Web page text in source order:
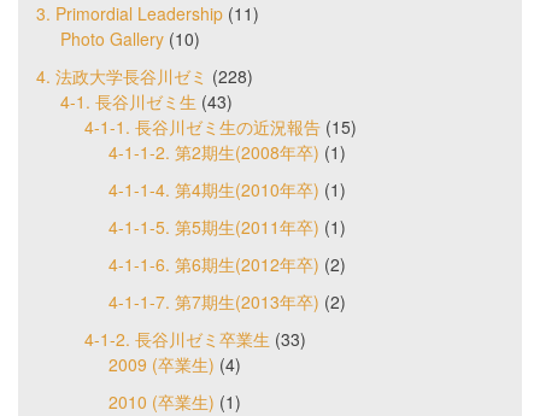
3. Primordial Leadership (11)
Photo Gallery (10)
4. 法政大学長谷川ゼミ (228)
4-1. 長谷川ゼミ生 (43)
4-1-1. 長谷川ゼミ生の近況報告 (15)
4-1-1-2. 第2期生(2008年卒) (1)
4-1-1-4. 第4期生(2010年卒) (1)
4-1-1-5. 第5期生(2011年卒) (1)
4-1-1-6. 第6期生(2012年卒) (2)
4-1-1-7. 第7期生(2013年卒) (2)
4-1-2. 長谷川ゼミ卒業生 (33)
2009 (卒業生) (4)
2010 (卒業生) (1)